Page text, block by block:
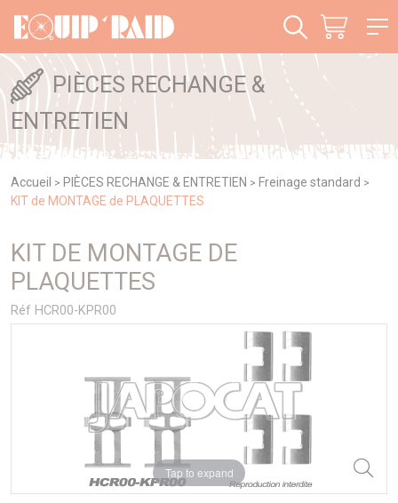
PIÈCES RECHANGE &
ENTRETIEN
Accueil > PIÈCES RECHANGE & ENTRETIEN > Freinage standard >
KIT de MONTAGE de PLAQUETTES
KIT DE MONTAGE DE
PLAQUETTES
Réf HCR00-KPR00
Tap to expand
Panneau de gestion des cookies